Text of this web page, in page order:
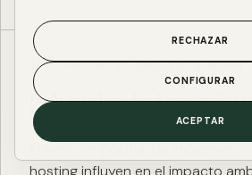
ESG DIGITAL·27 ENE. 2025·4 MIN
Huella de carbono digital: cómo medir y
ESG de una web
El peso de página, las imágenes,
hosting influyen en el impacto
RECHAZAR
CONFIGURAR
ACEPTAR